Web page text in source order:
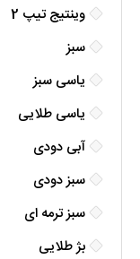
وینتیج تیپ 2
سبز
یاسی سبز
یاسی طلایی
آبی دودی
سبز دودی
سبز ترمه ای
بژ طلایی